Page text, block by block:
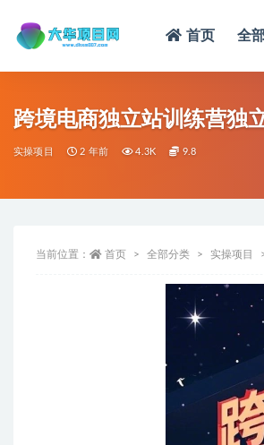
首页 全
跨境电商独立站训练营独
实操项目 2 年前 4.3K 9.8
当前位置： 首页 全部分类 实操项目